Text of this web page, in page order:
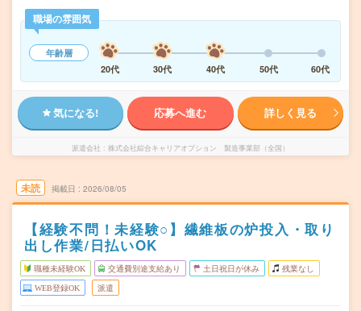
職場の雰囲気
年齢層
20代
30代 40代 50代 60代
気になる! 応募へ進む 詳しく見る
派遣会社 株式会社綜合キャリアオプション 製造事業部（全国）
未読 掲載日 2026/08/05
【経験不問！未経験○】繊維板の炉投入・取り
出し作業/日払いOK
職種未経験OK 交通費別途支給あり 土日祝日が休み 残業なし
WEB登録OK 派遣